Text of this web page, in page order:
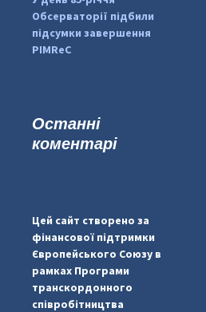
pimrec_project
Обсерваторії підбили
підсумки завершення
PIMReC
Останні
коментарі
Цей сайт створено за
фінансової підтримки
Європейського Союзу в
рамках Програми
транскордонного
співробітництва